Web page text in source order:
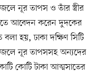
নূর তাপস ও তাঁর স্ত্রীর
আবেদন করেন দুদকের
হয়, ঢাকা দক্ষিণ সিটি
নূর তাপসসহ অন্যদের
কোটি টাকা আত্মসাতের